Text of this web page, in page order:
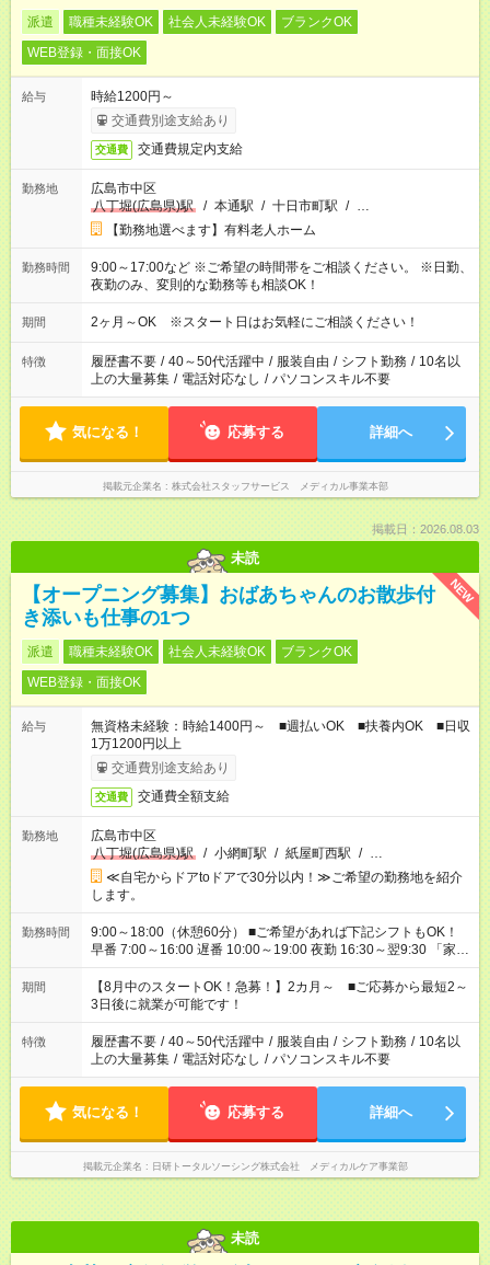
派遣 職種未経験OK 社会人未経験OK
ブランクOK
WEB登録・面接OK
給与
時給1200円～
交通費別途支給あり
交通費 交通費規定内支給
勤務地
広島市中区
八丁堀(広島県)駅
/ 本通駅 / 十日市町駅 / …
【勤務地選べます】有料老人ホーム
勤務時間
9:00～17:00など ※ご希望の時間帯をご相談ください。 ※日勤、
夜勤のみ、変則的な勤務等も相談OK！
期間 2ヶ月～OK ※スタート日はお気軽にご相談ください！
特徴 履歴書不要 / 40～50代活躍中 / 服装自由 / シフト勤務 / 10名以
上の大量募集 / 電話対応なし / パソコンスキル不要
気になる！ 応募する 詳細へ
掲載元企業名 株式会社スタッフサービス メディカル事業本部
掲載日：2026.08.03
未読
NEW
【オープニング募集】おばあちゃんのお散歩付
き添いも仕事の1つ
派遣 職種未経験OK 社会人未経験OK
ブランクOK
WEB登録・面接OK
給与
無資格未経験：時給1400円～ ■週払いOK ■扶養内OK ■日収
1万1200円以上
交通費別途支給あり
交通費 交通費全額支給
勤務地
広島市中区
八丁堀(広島県)駅
/ 小網町駅 / 紙屋町西駅 / …
≪自宅からドアtoドアで30分以内！≫ご希望の勤務地を紹介
します。
勤務時間
9:00～18:00（休憩60分） ■ご希望があれば下記シフトもOK！
早番 7:00～16:00 遅番 10:00～19:00 夜勤 16:30～翌9:30 「家族
と休みを合わせたい」 「余裕を持って夕飯の準備がしたい」
「できれば残業はしたくない」 など、ご希望を教えてください
ね。 ※Wワーク希望の方へ 今ご覧のお仕事で希望する勤務時間
と、もう1つのお仕事の勤務時間。 合計で週40時間を超える場
合は応募できません。
期間
【8月中のスタートOK！急募！】2カ月～ ■ご応募から最短2～
3日後に就業が可能です！
特徴 履歴書不要 / 40～50代活躍中 / 服装自由 / シフト勤務 / 10名以
上の大量募集 / 電話対応なし / パソコンスキル不要
気になる！ 応募する 詳細へ
掲載元企業名 日研トータルソーシング株式会社 メディカルケア事業部
未読